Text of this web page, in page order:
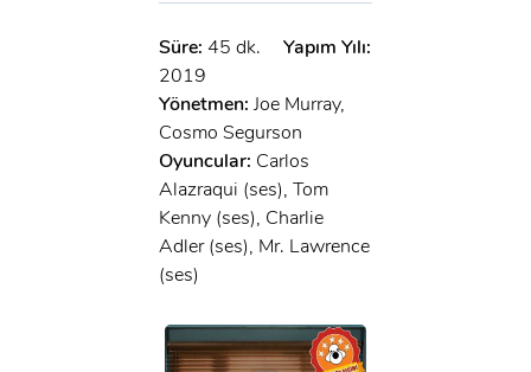
Süre: 45 dk.
Yapım Yılı:
2019
Yönetmen: Joe Murray,
Cosmo Segurson
Oyuncular: Carlos
Alazraqui (ses), Tom
Kenny (ses), Charlie
Adler (ses), Mr. Lawrence
(ses)